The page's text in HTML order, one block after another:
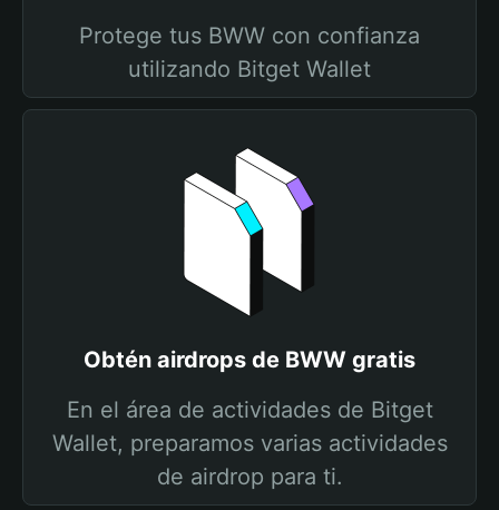
Protege tus BWW con confianza
utilizando Bitget Wallet
Obtén airdrops de BWW gratis
En el área de actividades de Bitget
Wallet, preparamos varias actividades
de airdrop para ti.